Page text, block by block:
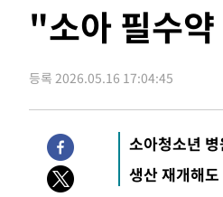
주 날씨]
-15777초 전 > 축구협회 "압수수색·
송"
-2915초 전 >'최고 37도' 폭염 지속
1시간 전 >[속보]뉴욕증시 상승 마
-31825초 전 >
강릉에 시간당 81.4
-27932초 전 >
백운산서 80년근
-25642초 전 >
선재도서 해루질 나
"소아 필수
등록 2026.05.16 17:04:45
소아청소년
생산 재개해